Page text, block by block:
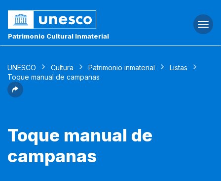
Patrimonio Cultural Inmaterial
UNESCO Cultura Patrimonio inmaterial
Listas
Toque manual de campanas
Toque manual de
campanas